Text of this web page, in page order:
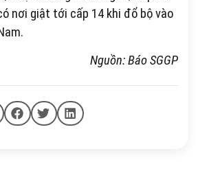
nơi giật tới cấp 14 khi đổ bộ vào
Nguồn: Báo SGGP